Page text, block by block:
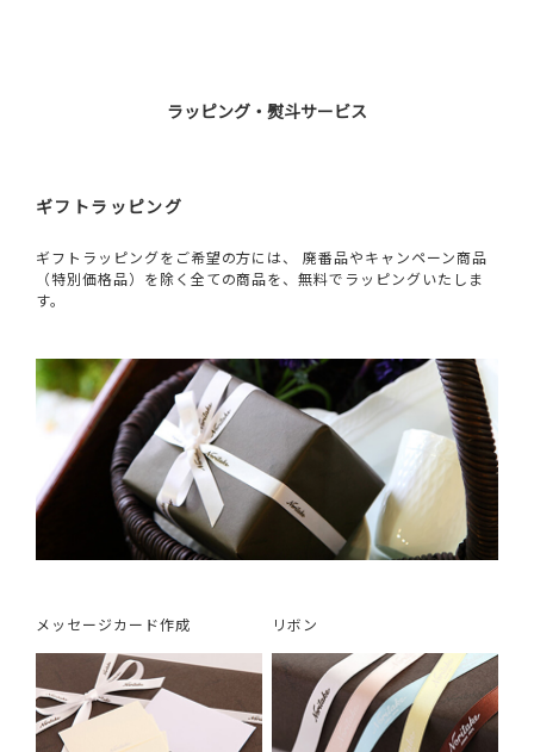
ラッピング・熨斗サービス
ギフトラッピング
ギフトラッピングをご希望の方には、 廃番品やキャンペーン商品
（特別価格品）を除く全ての商品を、無料でラッピングいたしま
す。
メッセージカード作成 リボン